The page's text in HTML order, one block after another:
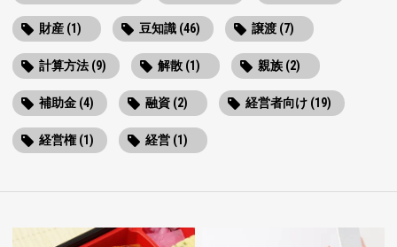
財産 (1) 豆知識 (46) 譲渡 (7)
計算方法 (9) 解散 (1) 親族 (2)
補助金 (4) 融資 (2) 経営者向け (19)
経営権 (1) 経営 (1)